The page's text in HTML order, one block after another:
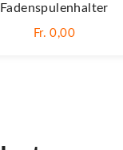
Fadenspulenhalter
Fr. 0,00